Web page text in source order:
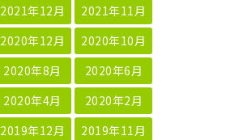
2021年12月
2021年11月
2020年12月
2020年10月
2020年8月
2020年6月
2020年4月
2020年2月
2019年12月
2019年11月